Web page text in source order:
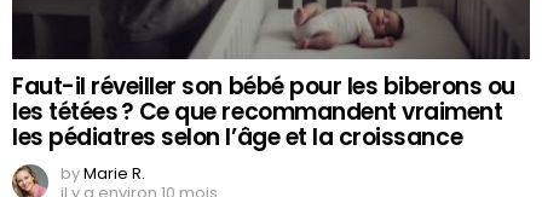
Faut-il réveiller son bébé pour les biberons ou
les tétées ? Ce que recommandent vraiment
les pédiatres selon l’âge et la croissance
byMarie R.